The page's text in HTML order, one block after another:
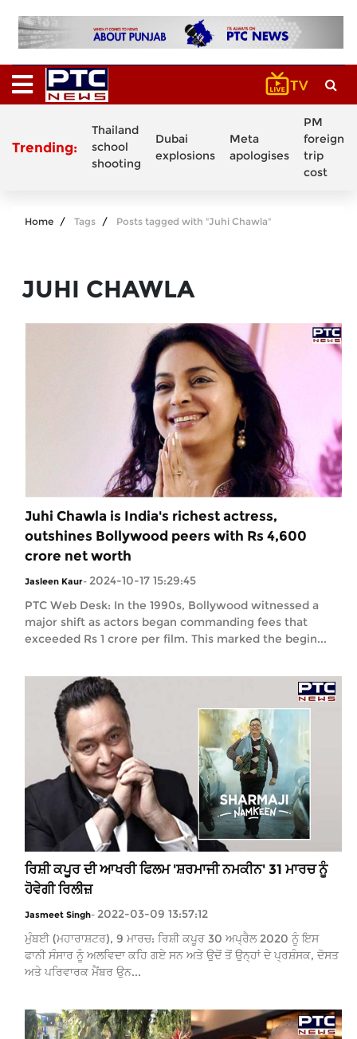
Trending:
Thailand
school
shooting
Dubai
explosions
Meta
apologises
PM
foreign
trip
cost
Home Tags Posts tagged with "Juhi Chawla"
JUHI CHAWLA
Juhi Chawla is India's richest actress,
outshines Bollywood peers with Rs 4,600
crore net worth
Jasleen Kaur- 2024-10-17 15:29:45
PTC Web Desk: In the 1990s, Bollywood witnessed a
major shift as actors began commanding fees that
exceeded Rs 1 crore per film. This marked the begin...
ਰਿਸ਼ੀ ਕਪੂਰ ਦੀ ਆਖਰੀ ਫਿਲਮ 'ਸ਼ਰਮਾਜੀ ਨਮਕੀਨ' 31 ਮਾਰਚ ਨੂੰ
ਹੋਵੇਗੀ ਰਿਲੀਜ਼
Jasmeet Singh- 2022-03-09 13:57:12
ਮੁੰਬਈ (ਮਹਾਰਾਸ਼ਟਰ), 9 ਮਾਰਚ: ਰਿਸ਼ੀ ਕਪੂਰ 30 ਅਪ੍ਰੈਲ 2020 ਨੂੰ ਇਸ
ਫਾਨੀ ਸੰਸਾਰ ਨੂੰ ਅਲਵਿਦਾ ਕਹਿ ਗਏ ਸਨ ਅਤੇ ਉਦੋਂ ਤੋਂ ਉਨ੍ਹਾਂ ਦੇ ਪ੍ਰਸ਼ੰਸਕ, ਦੋਸਤ
ਅਤੇ ਪਰਿਵਾਰਕ ਮੈਂਬਰ ਉਨ...